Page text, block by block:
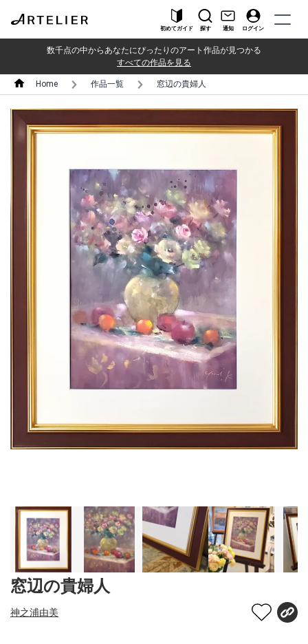
初めてガイド 探す 通知 ログイン
数千点の中からあなたにぴったりのアート作品が見つかる
すべての作品を見る
Home 作品一覧 窓辺の貴婦人
窓辺の貴婦人
神之浦由美